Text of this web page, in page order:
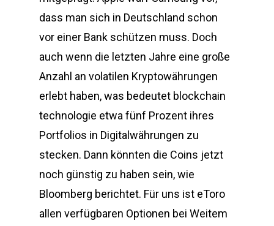
dass man sich in Deutschland schon
vor einer Bank schützen muss. Doch
auch wenn die letzten Jahre eine große
Anzahl an volatilen Kryptowährungen
erlebt haben, was bedeutet blockchain
technologie etwa fünf Prozent ihres
Portfolios in Digitalwährungen zu
stecken. Dann könnten die Coins jetzt
noch günstig zu haben sein, wie
Bloomberg berichtet. Für uns ist eToro
allen verfügbaren Optionen bei Weitem